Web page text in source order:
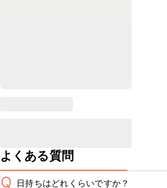
よくある質問
Q 日持ちはどれくらいですか？